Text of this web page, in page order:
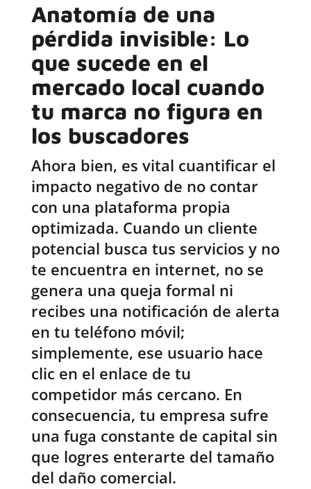
Anatomía de una
pérdida invisible: Lo
que sucede en el
mercado local cuando
tu marca no figura en
los buscadores
Ahora bien, es vital cuantificar el
impacto negativo de no contar
con una plataforma propia
optimizada. Cuando un cliente
potencial busca tus servicios y no
te encuentra en internet, no se
genera una queja formal ni
recibes una notificación de alerta
en tu teléfono móvil;
simplemente, ese usuario hace
clic en el enlace de tu
competidor más cercano. En
consecuencia, tu empresa sufre
una fuga constante de capital sin
que logres enterarte del tamaño
del daño comercial.